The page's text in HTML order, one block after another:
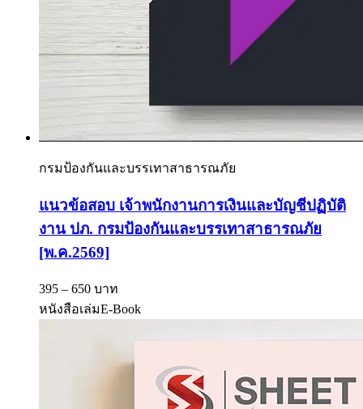
กรมป้องกันและบรรเทาสาธารณภัย
แนวข้อสอบ เจ้าพนักงานการเงินและบัญชีปฏิบัติ
งาน ปภ. กรมป้องกันและบรรเทาสาธารณภัย
[พ.ค.2569]
395 – 650 บาท
หนังสือเล่มE-Book